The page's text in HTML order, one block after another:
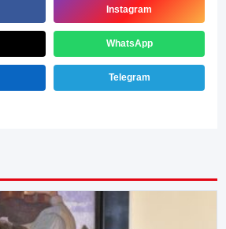
Instagram
WhatsApp
Telegram